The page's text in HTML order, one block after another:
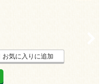
お気に入りに追加